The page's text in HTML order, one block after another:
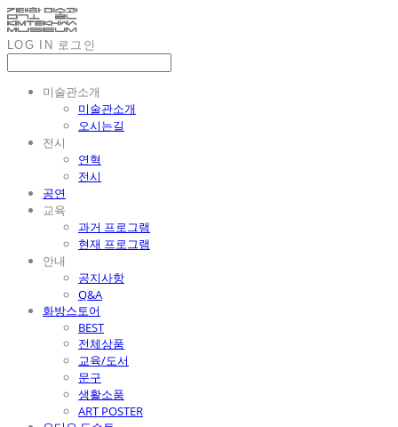
LOG IN 로그인
미술관소개
미술관소개
오시는길
전시
연혁
전시
공연
교육
과거 프로그램
현재 프로그램
안내
공지사항
Q&A
화방스토어
BEST
전체상품
교육/도서
문구
생활소품
ART POSTER